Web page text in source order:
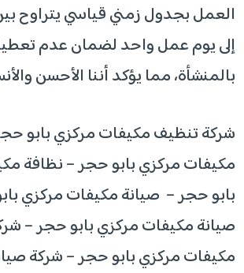
العمل بجدول زمني قياسي يتراوح
إلى يوم عمل واحد لضمان عدم
بالمنشأة، مما يؤكد أننا الأحسن
شركة تنظيف مكيفات مركزي بابو
مكيفات مركزي بابو حجر – نظافة
بابو حجر – صيانة مكيفات مركزي
صيانة مكيفات مركزي بابو حجر –
مكيفات مركزي بابو حجر – شركة